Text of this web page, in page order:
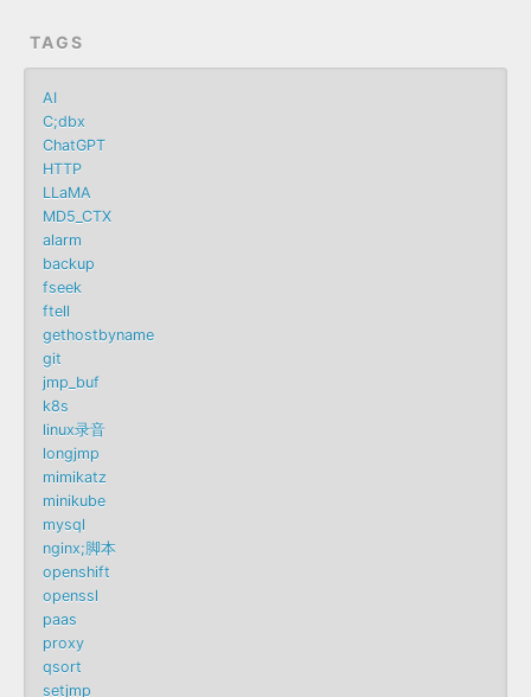
TAGS
AI
C;dbx
ChatGPT
HTTP
LLaMA
MD5_CTX
alarm
backup
fseek
ftell
gethostbyname
git
jmp_buf
k8s
linux录音
longjmp
mimikatz
minikube
mysql
nginx;脚本
openshift
openssl
paas
proxy
qsort
setjmp